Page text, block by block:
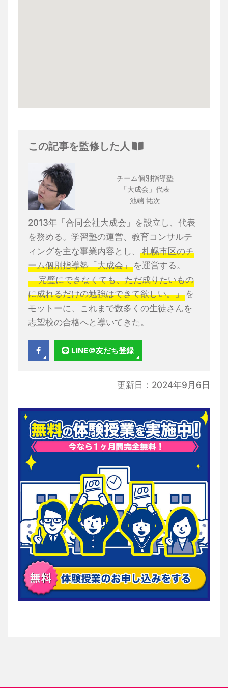
この記事を監修した人
チーム個別指導塾
「大成会」代表
池端 祐次
2013年「合同会社大成会」を設立し、代表
を務める。学習塾の運営、教育コンサルテ
ィングを主な事業内容とし、
札幌市区のチ
ーム個別指導塾「大成会」 を運営する。
「完璧にできなくても、ただ成りたいもの
に成れるだけの勉強はできて欲しい。」 を
モットーに、これまで数多くの生徒さんを
志望校の合格へと導いてきた。
LINE＠友だち登録
更新日：2024年9月6日